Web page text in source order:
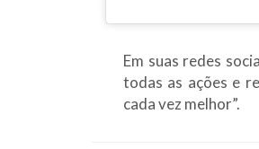
Em suas redes
todas as ações e
cada vez melhor”.